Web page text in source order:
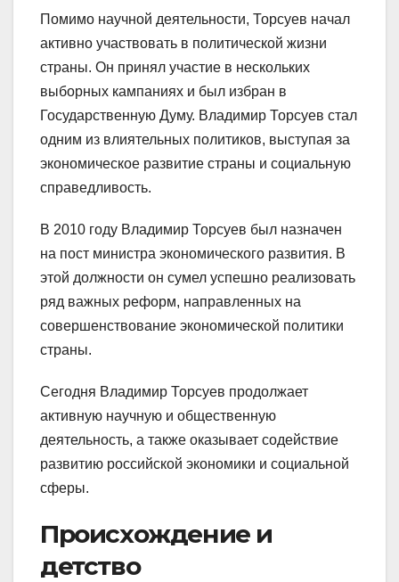
Помимо научной деятельности, Торсуев начал
активно участвовать в политической жизни
страны. Он принял участие в нескольких
выборных кампаниях и был избран в
Государственную Думу. Владимир Торсуев стал
одним из влиятельных политиков, выступая за
экономическое развитие страны и социальную
справедливость.
В 2010 году Владимир Торсуев был назначен
на пост министра экономического развития. В
этой должности он сумел успешно реализовать
ряд важных реформ, направленных на
совершенствование экономической политики
страны.
Сегодня Владимир Торсуев продолжает
активную научную и общественную
деятельность, а также оказывает содействие
развитию российской экономики и социальной
сферы.
Происхождение и
детство